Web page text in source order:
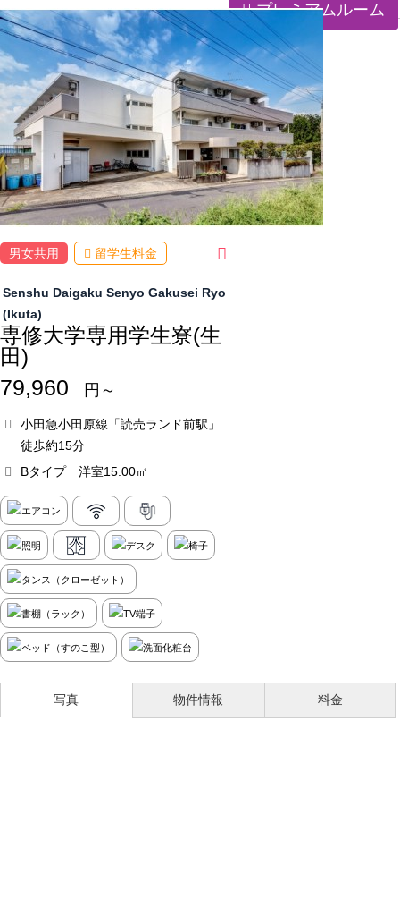
プレミアムルーム
男女共用 留学生料金
Senshu Daigaku Senyo Gakusei Ryo
(Ikuta)
専修大学専用学生寮(生
田)
79,960 円～
小田急小田原線「読売ランド前駅」
徒歩約15分
Bタイプ 洋室15.00㎡
写真 物件情報 料金